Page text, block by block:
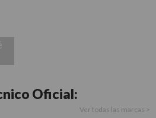
Oficial:
Ver todas las marcas >